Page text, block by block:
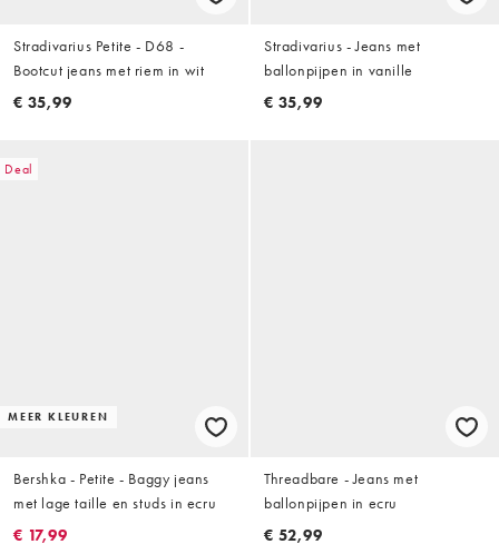
Stradivarius Petite - D68 -
Bootcut jeans met riem in wit
€ 35,99
Stradivarius - Jeans met
ballonpijpen in vanille
€ 35,99
Deal
MEER KLEUREN
Bershka - Petite - Baggy jeans
met lage taille en studs in ecru
€ 17,99
Threadbare - Jeans met
ballonpijpen in ecru
€ 52,99